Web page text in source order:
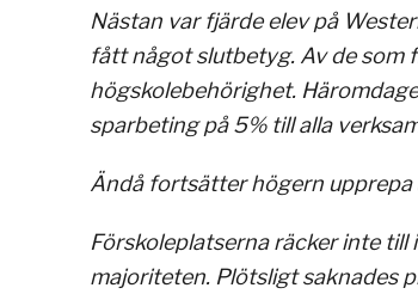
Nästan var fjärde elev på
fått något slutbetyg. Av de som
högskolebehörighet.
sparbeting på 5% till alla
Ändå fortsätter högern upprepa
Förskoleplatserna räcker inte
majoriteten. Plötsligt saknades